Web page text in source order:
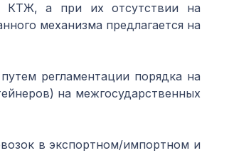
КТЖ, а при их отсутствии на
механизма предлагается на
регламентации порядка на
на межгосударственных
в экспортном/импортном и